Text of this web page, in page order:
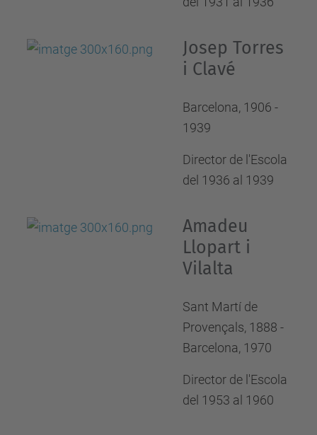
Josep Torres
i Clavé
Barcelona, 1906 -
1939
Director de l'Escola
del 1936 al 1939
Amadeu
Llopart i
Vilalta
Sant Martí de
Provençals, 1888 -
Barcelona, 1970
Director de l'Escola
del 1953 al 1960